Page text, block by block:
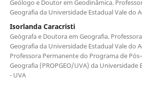
Geólogo e Doutor em Geodinâmica.
Geografia da Universidade Estadual Vale do
Isorlanda Caracristi
Geógrafa e Doutora em Geografia.
Geografia da Universidade Estadual Vale do
Professora Permanente do Programa de
Geografia (PROPGEO/UVA) da Universidade
- UVA